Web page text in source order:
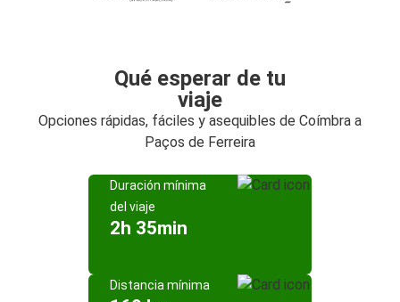
Qué esperar de tu
viaje
Opciones rápidas, fáciles y asequibles de Coímbra a
Paços de Ferreira
Duración mínima
del viaje
2h 35min
Distancia mínima